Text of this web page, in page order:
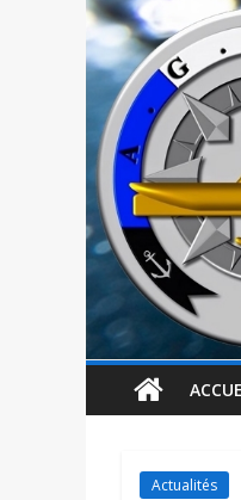
Actualités